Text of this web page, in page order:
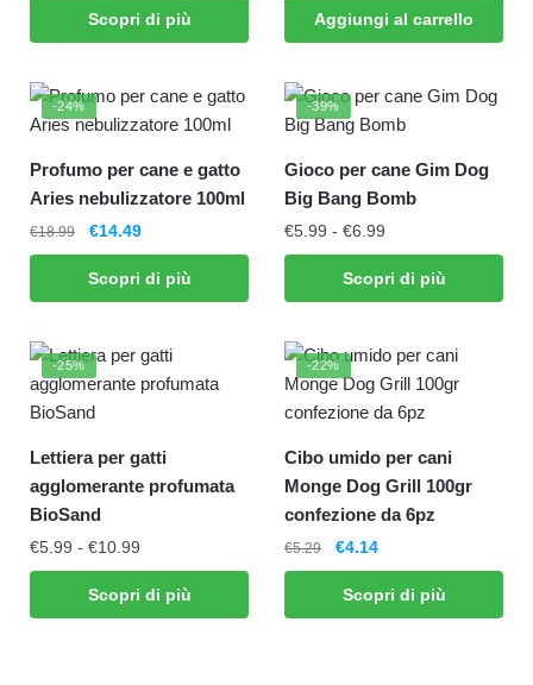
Scopri di più Aggiungi al carrello
-24%
Profumo per cane e gatto
Aries nebulizzatore 100ml
€18.99 €14.49
Scopri di più
-39%
Gioco per cane Gim Dog
Big Bang Bomb
€5.99 - €6.99
Scopri di più
-25%
Lettiera per gatti
agglomerante profumata
BioSand
€5.99 - €10.99
Scopri di più
-22%
Cibo umido per cani
Monge Dog Grill 100gr
confezione da 6pz
€5.29 €4.14
Scopri di più